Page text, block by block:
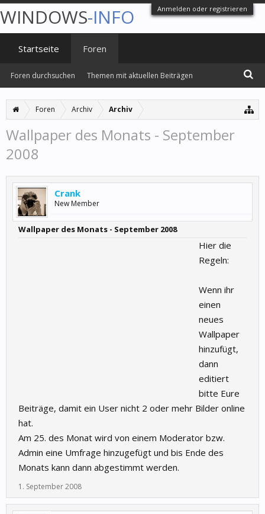
Anmelden oder registrieren
Foren Archiv Archiv
Wallpaper des Monats - September
2008
Crank
New Member
Wallpaper des Monats - September 2008
Hier die
Regeln:
Wenn ihr
einen
neues
Wallpaper
hinzufügt,
dann
editiert
bitte Eure
Beiträge, damit ein User nicht 2 oder mehr Bilder online
hat.
Am 25. des Monat wird von einem Moderator bzw.
Admin eine Umfrage hinzugefügt und bis Ende des
Monats kann dann abgestimmt werden.
1. September 2008
WINDOWS-INFO
Startseite Foren
Foren durchsuchen Themen mit aktuellen Beiträgen